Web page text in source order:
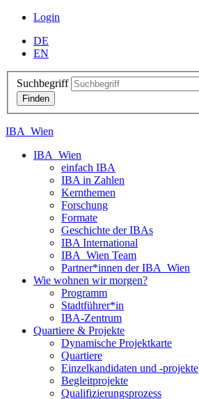
Login
DE
EN
Suchbegriff
IBA_Wien
IBA_Wien
einfach IBA
IBA in Zahlen
Kernthemen
Forschung
Formate
Geschichte der IBAs
IBA International
IBA_Wien Team
Partner*innen der IBA_Wien
Wie wohnen wir morgen?
Programm
Stadtführer*in
IBA-Zentrum
Quartiere & Projekte
Dynamische Projektkarte
Quartiere
Einzelkandidaten und -projekte
Begleitprojekte
Qualifizierungsprozess